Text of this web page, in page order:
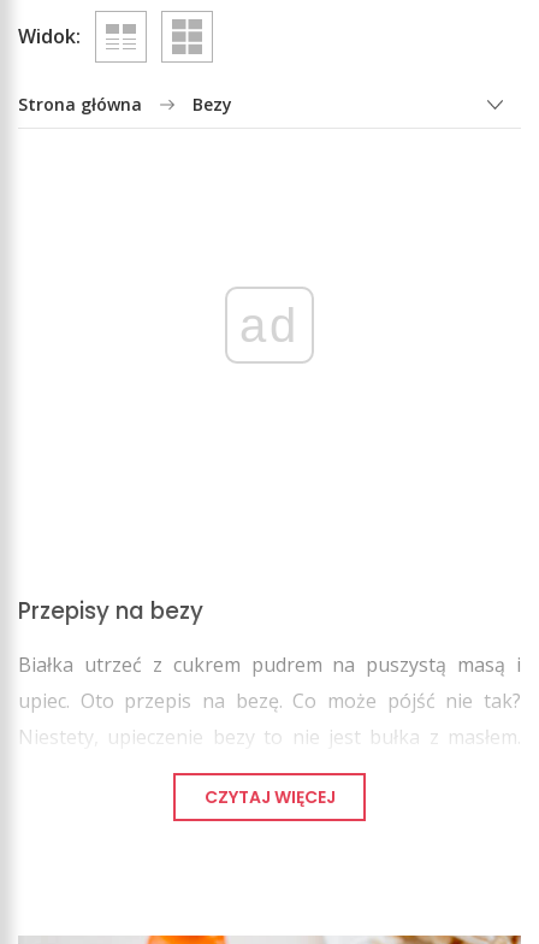
Widok:
Strona główna Bezy
ad
Przepisy na bezy
Białka utrzeć z cukrem pudrem na puszystą masą i
upiec. Oto przepis na bezę. Co może pójść nie tak?
Niestety, upieczenie bezy to nie jest bułka z masłem.
Cały sekret dobrej bezy tkwi w prawidłowym jej ubiciu i
odpowiednim sposobie pieczenia.
CZYTAJ WIĘCEJ